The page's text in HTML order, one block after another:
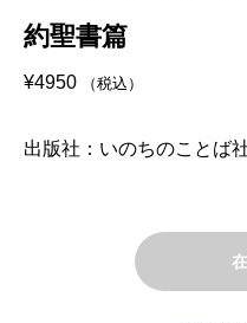
約聖書篇
¥4950 （税込）
出版社：いのちのことば